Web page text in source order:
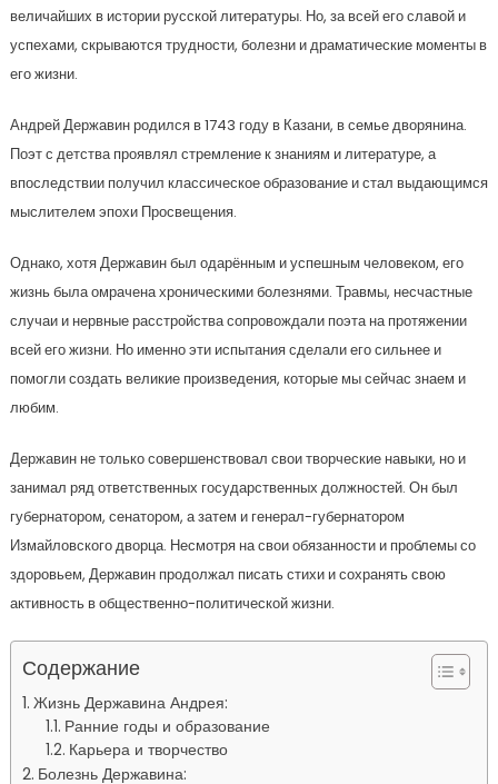
величайших в истории русской литературы. Но, за всей его славой и
успехами, скрываются трудности, болезни и драматические моменты в
его жизни.
Андрей Державин родился в 1743 году в Казани, в семье дворянина.
Поэт с детства проявлял стремление к знаниям и литературе, а
впоследствии получил классическое образование и стал выдающимся
мыслителем эпохи Просвещения.
Однако, хотя Державин был одарённым и успешным человеком, его
жизнь была омрачена хроническими болезнями. Травмы, несчастные
случаи и нервные расстройства сопровождали поэта на протяжении
всей его жизни. Но именно эти испытания сделали его сильнее и
помогли создать великие произведения, которые мы сейчас знаем и
любим.
Державин не только совершенствовал свои творческие навыки, но и
занимал ряд ответственных государственных должностей. Он был
губернатором, сенатором, а затем и генерал-губернатором
Измайловского дворца. Несмотря на свои обязанности и проблемы со
здоровьем, Державин продолжал писать стихи и сохранять свою
активность в общественно-политической жизни.
Содержание
Жизнь Державина Андрея:
Ранние годы и образование
Карьера и творчество
Болезнь Державина: